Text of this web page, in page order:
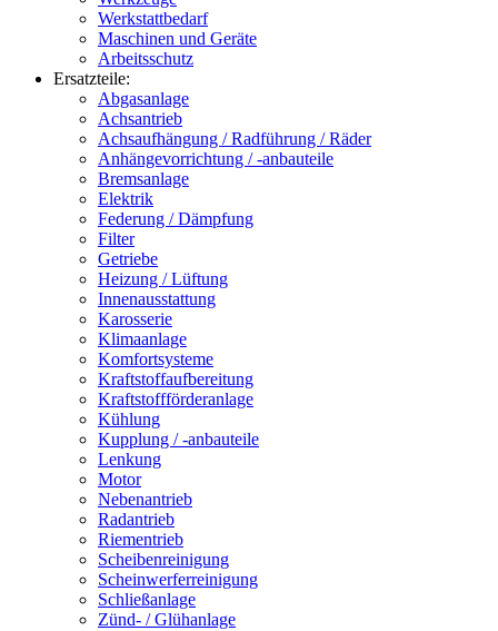
Werkstattbedarf
Maschinen und Geräte
Arbeitsschutz
Ersatzteile:
Abgasanlage
Achsantrieb
Achsaufhängung / Radführung / Räder
Anhängevorrichtung / -anbauteile
Bremsanlage
Elektrik
Federung / Dämpfung
Filter
Getriebe
Heizung / Lüftung
Innenausstattung
Karosserie
Klimaanlage
Komfortsysteme
Kraftstoffaufbereitung
Kraftstoffförderanlage
Kühlung
Kupplung / -anbauteile
Lenkung
Motor
Nebenantrieb
Radantrieb
Riementrieb
Scheibenreinigung
Scheinwerferreinigung
Schließanlage
Zünd- / Glühanlage